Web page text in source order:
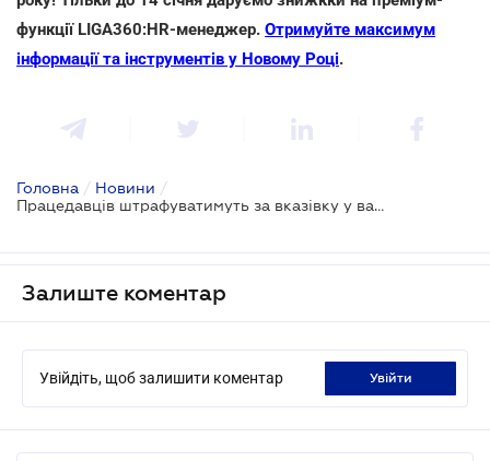
функції LIGA360:HR-менеджер. Отримуйте максимум
інформації та інструментів у Новому Році.
Головна / Новини /
Працедавців штрафуватимуть за вказівку у вакансії статі і віку кандидатів
Залиште коментар
Увійдіть, щоб залишити коментар увійти